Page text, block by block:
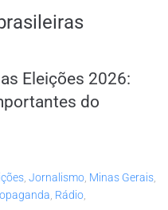
Eleições 2026:
do
Jornalismo Minas Gerais
Rádio